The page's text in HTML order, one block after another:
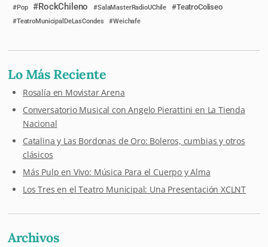
Pop
RockChileno SalaMasterRadioUChile TeatroColiseo
TeatroMunicipalDeLasCondes Weichafe
Lo Más Reciente
Rosalía en Movistar Arena
Conversatorio Musical con Angelo Pierattini en La Tienda
Nacional
Catalina y Las Bordonas de Oro: Boleros, cumbias y otros
clásicos
Más Pulp en Vivo: Música Para el Cuerpo y Alma
Los Tres en el Teatro Municipal: Una Presentación XCLNT
Archivos